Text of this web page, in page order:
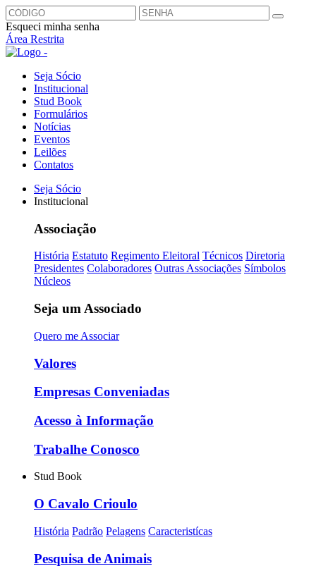
Esqueci minha senha
Área Restrita
Seja Sócio
Institucional
Stud Book
Formulários
Notícias
Eventos
Leilões
Contatos
Seja Sócio
Institucional
Associação
História Estatuto Regimento Eleitoral Técnicos Diretoria
Presidentes Colaboradores Outras Associações Símbolos
Núcleos
Seja um Associado
Quero me Associar
Valores
Empresas Conveniadas
Acesso à Informação
Trabalhe Conosco
Stud Book
O Cavalo Crioulo
História Padrão Pelagens Caracteristícas
Pesquisa de Animais